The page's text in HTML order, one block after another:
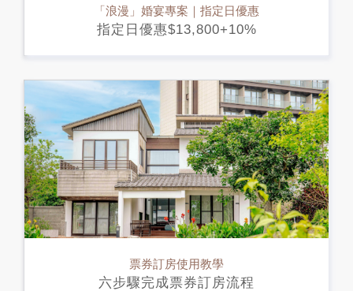
「浪漫」婚宴專案｜指定日優惠
指定日優惠$13,800+10%
票券訂房使用教學
六步驟完成票券訂房流程